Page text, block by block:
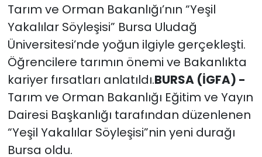
Tarım ve Orman Bakanlığı’nın “Yeşil
Yakalılar Söyleşisi” Bursa Uludağ
Üniversitesi’nde yoğun ilgiyle gerçekleşti.
Öğrencilere tarımın önemi ve Bakanlıkta
kariyer fırsatları anlatıldı.BURSA (İGFA) -
Tarım ve Orman Bakanlığı Eğitim ve Yayın
Dairesi Başkanlığı tarafından düzenlenen
“Yeşil Yakalılar Söyleşisi”nin yeni durağı
Bursa oldu.